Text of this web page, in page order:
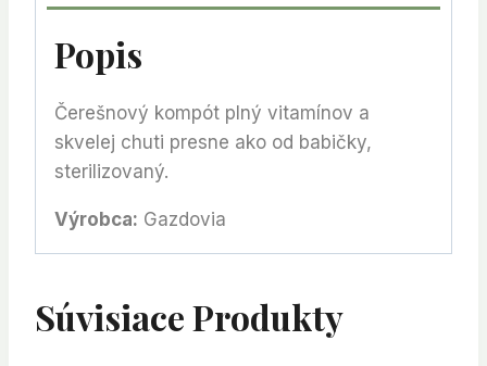
Popis
Čerešnový kompót plný vitamínov a
skvelej chuti presne ako od babičky,
sterilizovaný.
Výrobca: Gazdovia
Súvisiace Produkty